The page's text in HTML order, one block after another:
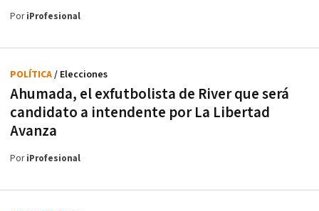
PoriProfesional
Ahumada, el exfutbolista de River que será
candidato a intendente por La Libertad
Avanza
POLÍTICA/ Elecciones
PoriProfesional